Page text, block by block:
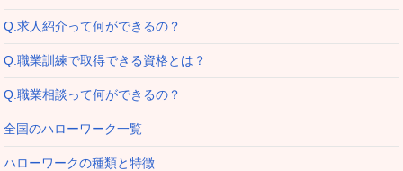
Q.求人紹介って何ができるの？
Q.職業訓練で取得できる資格とは？
Q.職業相談って何ができるの？
全国のハローワーク一覧
ハローワークの種類と特徴